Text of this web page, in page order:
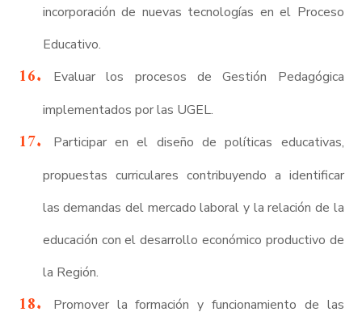
incorporación de nuevas tecnologías en el Proceso
Educativo.
Evaluar los procesos de Gestión Pedagógica
implementados por las UGEL.
Participar en el diseño de políticas educativas,
propuestas curriculares contribuyendo a identificar
las demandas del mercado laboral y la relación de la
educación con el desarrollo económico productivo de
la Región.
Promover la formación y funcionamiento de las